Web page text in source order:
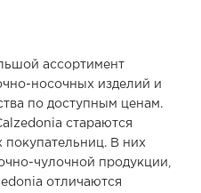
ассортимент
носочных изделий и
по доступным ценам.
стараются
покупательниц. В них
чулочной продукции,
отличаются